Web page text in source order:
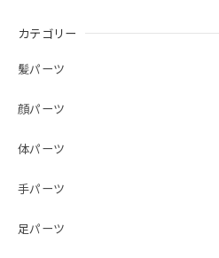
カテゴリー
髪パーツ
顔パーツ
体パーツ
手パーツ
足パーツ